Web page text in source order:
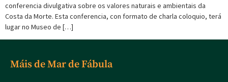
conferencia divulgativa sobre os valores naturais e ambientais da
Costa da Morte. Esta conferencia, con formato de charla coloquio, terá
lugar no Museo de […]
Máis de Mar de Fábula